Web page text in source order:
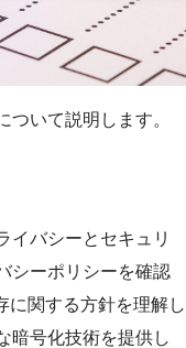
いて説明します。
イバシーとセキュリ
シーポリシーを確認
に関する方針を理解し
暗号化技術を提供し